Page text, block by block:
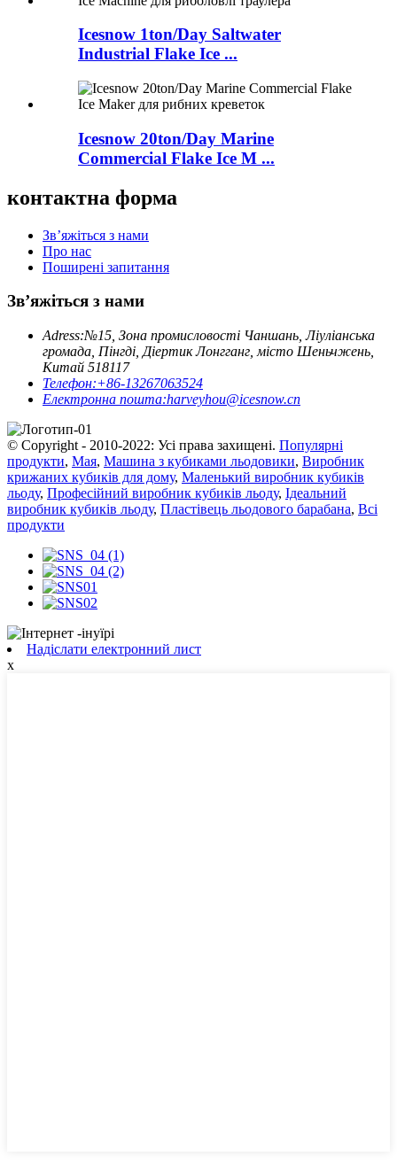
Icesnow 1ton/Day Saltwater
Industrial Flake Ice ...
Icesnow 20ton/Day Marine
Commercial Flake Ice M ...
контактна форма
Зв’яжіться з нами
Про нас
Поширені запитання
Зв’яжіться з нами
Adress:№15, Зона промисловості Чаншань, Ліуліанська
громада, Пінгді, Діертик Лонгганг, місто Шеньчжень,
Китай 518117
Телефон:+86-13267063524
Електронна пошта:harveyhou@icesnow.cn
© Copyright - 2010-2022: Усі права захищені. Популярні
продукти, Мая, Машина з кубиками льодовики, Виробник
крижаних кубиків для дому, Маленький виробник кубиків
льоду, Професійний виробник кубиків льоду, Ідеальний
виробник кубиків льоду, Пластівець льодового барабана, Всі
продукти
Надіслати електронний лист
x